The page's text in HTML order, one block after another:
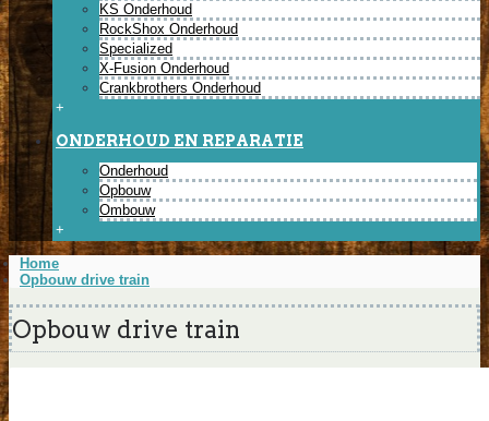
KS Onderhoud
RockShox Onderhoud
Specialized
X-Fusion Onderhoud
Crankbrothers Onderhoud
+
ONDERHOUD EN REPARATIE
Onderhoud
Opbouw
Ombouw
+
Home
Opbouw drive train
Opbouw drive train